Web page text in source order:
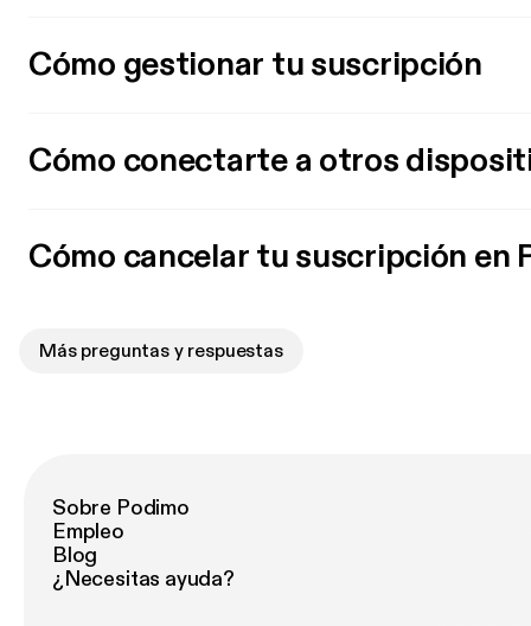
Cómo gestionar tu suscripción
Cómo conectarte a otros
Cómo cancelar tu suscripción en
Más preguntas y respuestas
Sobre Podimo
Empleo
Blog
¿Necesitas ayuda?